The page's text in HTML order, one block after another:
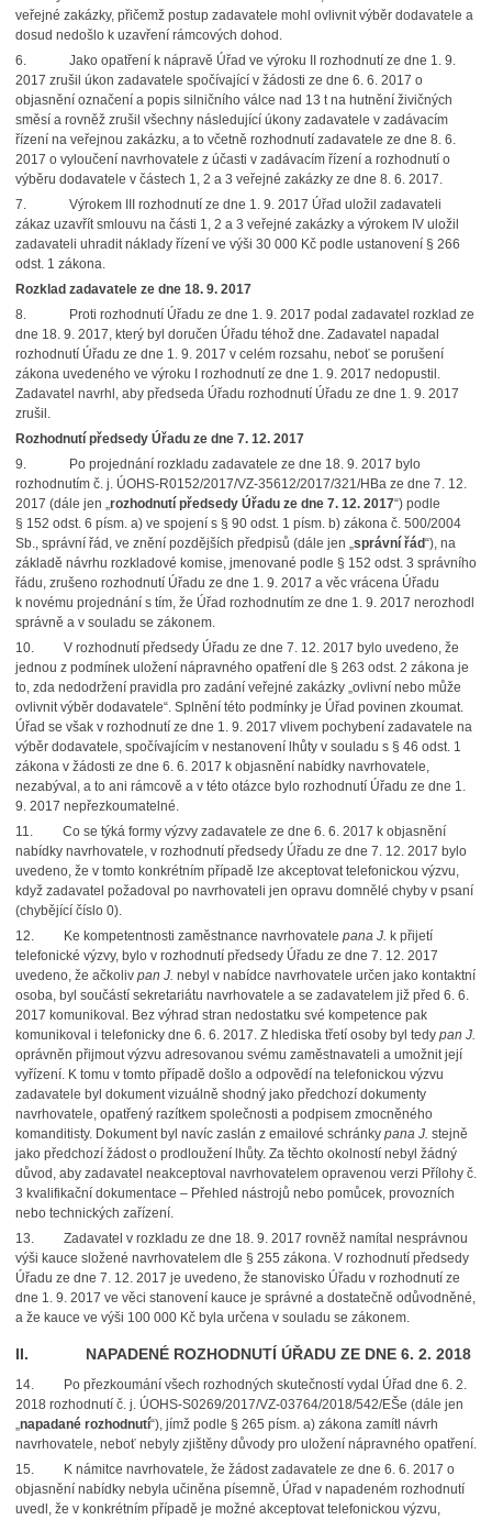
veřejné zakázky, přičemž postup zadavatele mohl ovlivnit výběr dodavatele a
dosud nedošlo k uzavření rámcových dohod.
6.
Jako opatření k nápravě Úřad ve výroku II rozhodnutí ze dne 1. 9.
2017 zrušil úkon zadavatele spočívající v žádosti ze dne 6. 6. 2017 o
objasnění označení a popis silničního válce nad 13 t na hutnění živičných
směsí a rovněž zrušil všechny následující úkony zadavatele v zadávacím
řízení na veřejnou zakázku, a to včetně rozhodnutí zadavatele ze dne 8. 6.
2017 o vyloučení navrhovatele z účasti v zadávacím řízení a rozhodnutí o
výběru dodavatele v částech 1, 2 a 3 veřejné zakázky ze dne 8. 6. 2017.
7.
Výrokem III rozhodnutí ze dne 1. 9. 2017 Úřad uložil zadavateli
zákaz uzavřít smlouvu na části 1, 2 a 3 veřejné zakázky a výrokem IV uložil
zadavateli uhradit náklady řízení ve výši 30 000 Kč podle ustanovení § 266
odst. 1 zákona.
Rozklad zadavatele ze dne 18. 9. 2017
8.
Proti rozhodnutí Úřadu ze dne 1. 9. 2017 podal zadavatel rozklad ze
dne 18. 9. 2017, který byl doručen Úřadu téhož dne. Zadavatel napadal
rozhodnutí Úřadu ze dne 1. 9. 2017 v celém rozsahu, neboť se porušení
zákona uvedeného ve výroku I rozhodnutí ze dne 1. 9. 2017 nedopustil.
Zadavatel navrhl, aby předseda Úřadu rozhodnutí Úřadu ze dne 1. 9. 2017
zrušil.
Rozhodnutí předsedy Úřadu ze dne 7. 12. 2017
9.
Po projednání rozkladu zadavatele ze dne 18. 9. 2017 bylo
rozhodnutím č. j. ÚOHS-R0152/2017/VZ-35612/2017/321/HBa ze dne 7. 12.
2017 (dále jen „rozhodnutí předsedy Úřadu ze dne 7. 12. 2017“) podle
§ 152 odst. 6 písm. a) ve spojení s § 90 odst. 1 písm. b) zákona č. 500/2004
Sb., správní řád, ve znění pozdějších předpisů (dále jen „správní řád“), na
základě návrhu rozkladové komise, jmenované podle § 152 odst. 3 správního
řádu, zrušeno rozhodnutí Úřadu ze dne 1. 9. 2017 a věc vrácena Úřadu
k novému projednání s tím, že Úřad rozhodnutím ze dne 1. 9. 2017 nerozhodl
správně a v souladu se zákonem.
10.
V rozhodnutí předsedy Úřadu ze dne 7. 12. 2017 bylo uvedeno, že
jednou z podmínek uložení nápravného opatření dle § 263 odst. 2 zákona je
to, zda nedodržení pravidla pro zadání veřejné zakázky „ovlivní nebo může
ovlivnit výběr dodavatele“. Splnění této podmínky je Úřad povinen zkoumat.
Úřad se však v rozhodnutí ze dne 1. 9. 2017 vlivem pochybení zadavatele na
výběr dodavatele, spočívajícím v nestanovení lhůty v souladu s § 46 odst. 1
zákona v žádosti ze dne 6. 6. 2017 k objasnění nabídky navrhovatele,
nezabýval, a to ani rámcově a v této otázce bylo rozhodnutí Úřadu ze dne 1.
9. 2017 nepřezkoumatelné.
11.
Co se týká formy výzvy zadavatele ze dne 6. 6. 2017 k objasnění
nabídky navrhovatele, v rozhodnutí předsedy Úřadu ze dne 7. 12. 2017 bylo
uvedeno, že v tomto konkrétním případě lze akceptovat telefonickou výzvu,
když zadavatel požadoval po navrhovateli jen opravu domnělé chyby v psaní
(chybějící číslo 0).
12.
Ke kompetentnosti zaměstnance navrhovatele pana J. k přijetí
telefonické výzvy, bylo v rozhodnutí předsedy Úřadu ze dne 7. 12. 2017
uvedeno, že ačkoliv pan J. nebyl v nabídce navrhovatele určen jako kontaktní
osoba, byl součástí sekretariátu navrhovatele a se zadavatelem již před 6. 6.
2017 komunikoval. Bez výhrad stran nedostatku své kompetence pak
komunikoval i telefonicky dne 6. 6. 2017. Z hlediska třetí osoby byl tedy pan J.
oprávněn přijmout výzvu adresovanou svému zaměstnavateli a umožnit její
vyřízení. K tomu v tomto případě došlo a odpovědí na telefonickou výzvu
zadavatele byl dokument vizuálně shodný jako předchozí dokumenty
navrhovatele, opatřený razítkem společnosti a podpisem zmocněného
komanditisty. Dokument byl navíc zaslán z emailové schránky pana J. stejně
jako předchozí žádost o prodloužení lhůty. Za těchto okolností nebyl žádný
důvod, aby zadavatel neakceptoval navrhovatelem opravenou verzi Přílohy č.
3 kvalifikační dokumentace – Přehled nástrojů nebo pomůcek, provozních
nebo technických zařízení.
13.
Zadavatel v rozkladu ze dne 18. 9. 2017 rovněž namítal nesprávnou
výši kauce složené navrhovatelem dle § 255 zákona. V rozhodnutí předsedy
Úřadu ze dne 7. 12. 2017 je uvedeno, že stanovisko Úřadu v rozhodnutí ze
dne 1. 9. 2017 ve věci stanovení kauce je správné a dostatečně odůvodněné,
a že kauce ve výši 100 000 Kč byla určena v souladu se zákonem.
II. NAPADENÉ ROZHODNUTÍ ÚŘADU ZE DNE 6. 2. 2018
14.
Po přezkoumání všech rozhodných skutečností vydal Úřad dne 6. 2.
2018 rozhodnutí č. j. ÚOHS-S0269/2017/VZ-03764/2018/542/EŠe (dále jen
„napadané rozhodnutí“), jímž podle § 265 písm. a) zákona zamítl návrh
navrhovatele, neboť nebyly zjištěny důvody pro uložení nápravného opatření.
15.
K námitce navrhovatele, že žádost zadavatele ze dne 6. 6. 2017 o
objasnění nabídky nebyla učiněna písemně, Úřad v napadeném rozhodnutí
uvedl, že v konkrétním případě je možné akceptovat telefonickou výzvu,